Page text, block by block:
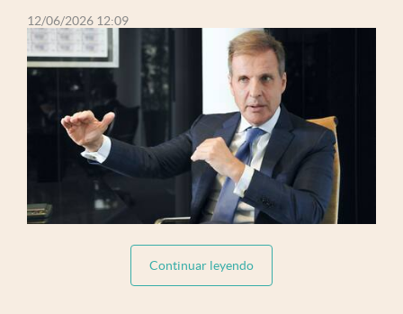
12/06/2026 12:09
Continuar leyendoabre en nueva pestaña